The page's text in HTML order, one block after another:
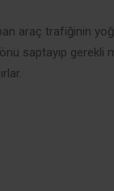
araç trafiğinin
saptayıp gerekli